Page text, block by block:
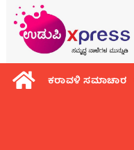
ಕರಾವಳಿ ಸಮಾಚಾರ